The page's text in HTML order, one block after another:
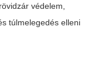
védelem,
túlmelegedés elleni